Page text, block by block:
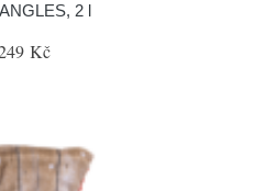
2 l
Kč